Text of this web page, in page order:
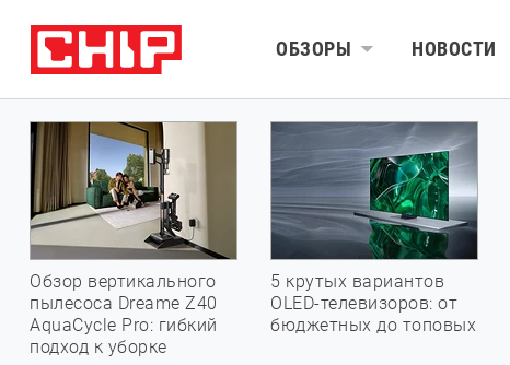
ОБЗОРЫ НОВОСТИ
Обзор вертикального
пылесоса Dreame Z40
AquaCycle Pro: гибкий
подход к уборке
5 крутых вариантов
OLED-телевизоров: от
бюджетных до топовых